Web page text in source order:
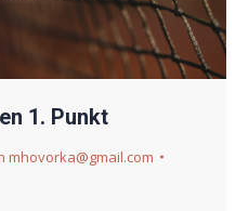
1. Punkt
mhovorka@gmail.com